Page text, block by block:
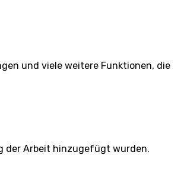
und viele weitere Funktionen, die
der Arbeit hinzugefügt wurden.